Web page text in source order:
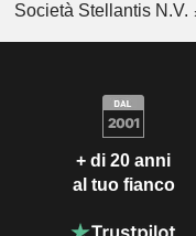
Società Stellantis N.V.
+ di 20 anni
al tuo fianco